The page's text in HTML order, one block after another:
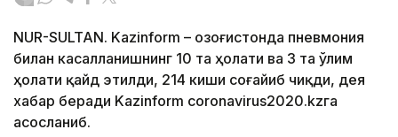
NUR-SULTAN. Kazinform – Қозоғистонда пневмония
билан касалланишнинг 10 та ҳолати ва 3 та ўлим
ҳолати қайд этилди, 214 киши соғайиб чиқди, дея
хабар беради Kazinform coronavirus2020.kzга
асосланиб.